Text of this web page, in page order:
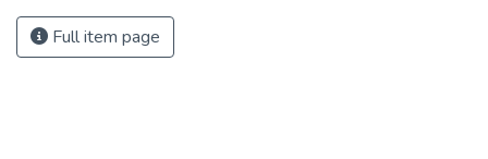
Full item page